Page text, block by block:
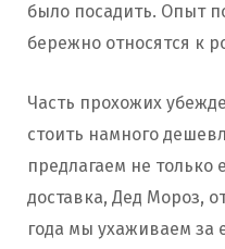
было посадить. Опыт
бережно относятся к
Часть прохожих
стоить намного
предлагаем не только
доставка, Дед Мороз,
года мы ухаживаем за